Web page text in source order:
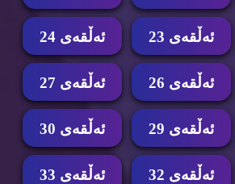
ئه‌ڵقه‌ی 23 ئه‌ڵقه‌ی 24
ئه‌ڵقه‌ی 26 ئه‌ڵقه‌ی 27
ئه‌ڵقه‌ی 29 ئه‌ڵقه‌ی 30
ئه‌ڵقه‌ی 32 ئه‌ڵقه‌ی 33